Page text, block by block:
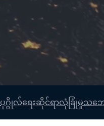
ပုဂ္ဂိုလ်ရေးဆိုင်ရာလုံခြုံမှုသ